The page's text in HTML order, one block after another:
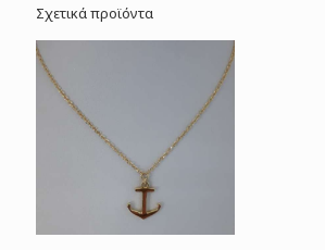
Σχετικά προϊόντα